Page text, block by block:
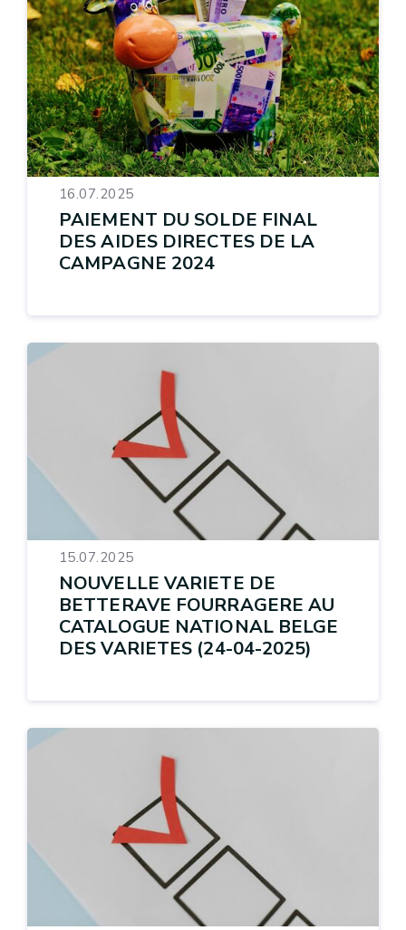
16.07.2025
PAIEMENT DU SOLDE FINAL
DES AIDES DIRECTES DE LA
CAMPAGNE 2024
15.07.2025
NOUVELLE VARIETE DE
BETTERAVE FOURRAGERE AU
CATALOGUE NATIONAL BELGE
DES VARIETES (24-04-2025)